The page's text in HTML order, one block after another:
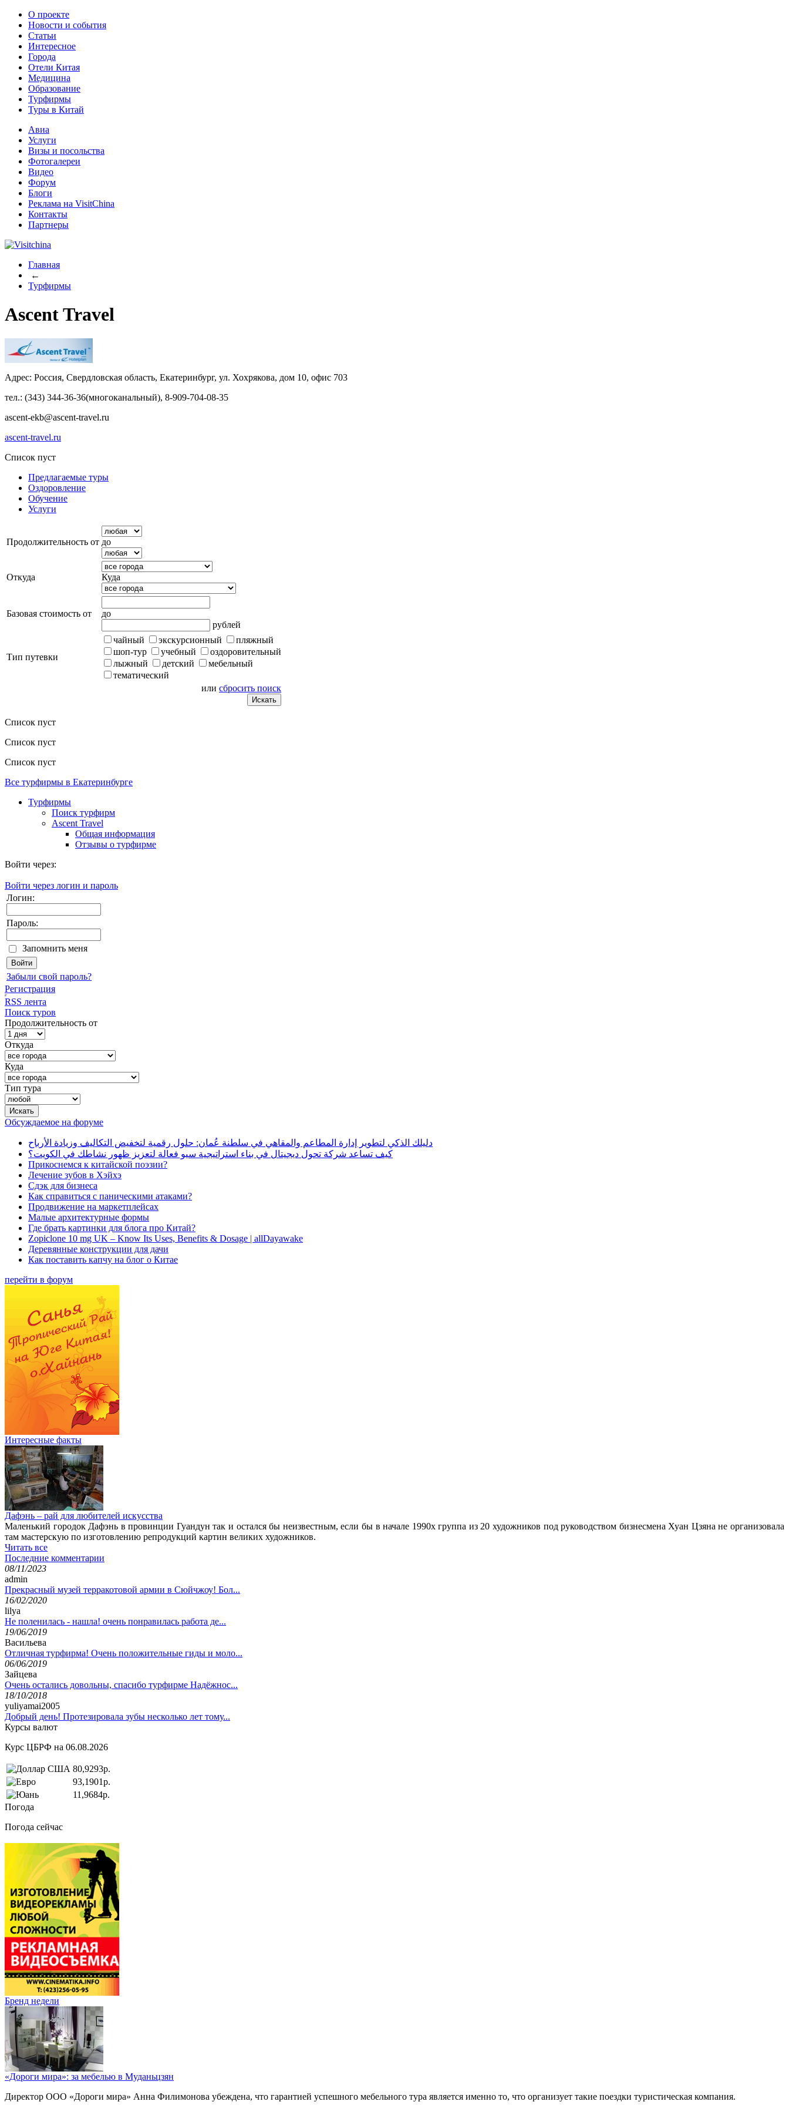
О проекте
Новости и события
Статьи
Интересное
Города
Отели Китая
Медицина
Образование
Турфирмы
Туры в Китай
Авиа
Услуги
Визы и посольства
Фотогалереи
Видео
Форум
Блоги
Реклама на VisitChina
Контакты
Партнеры
Главная
←
Турфирмы
Ascent Travel
Адрес: Россия, Свердловская область, Екатеринбург, ул. Хохрякова, дом 10, офис 703
тел.: (343) 344-36-36(многоканальный), 8-909-704-08-35
ascent-ekb@ascent-travel.ru
ascent-travel.ru
Список пуст
Предлагаемые туры
Оздоровление
Обучение
Услуги
Продолжительность от до
Откуда Куда
Базовая стоимость от
до
рублей
Тип путевки
чайный экскурсионный
пляжный
шоп-тур
учебный
оздоровительный
лыжный
детский
мебельный
тематический
или сбросить поиск
Список пуст
Список пуст
Список пуст
Все турфирмы в Екатеринбурге
Турфирмы
Поиск турфирм
Ascent Travel
Общая информация
Отзывы о турфирме
Войти через:
Войти через логин и пароль
Логин:
Пароль:
Запомнить меня
Забыли свой пароль?
Регистрация
RSS лента
Поиск туров
Продолжительность от
Откуда
Куда
Тип тура
Обсуждаемое на форуме
دليلك الذكي لتطوير إدارة المطاعم والمقاهي في سلطنة عُمان: حلول رقمية لتخفيض التكاليف وزيادة الأرباح
كيف تساعد شركة تحول ديجيتال في بناء استراتيجية سيو فعالة لتعزيز ظهور نشاطك في الكويت؟
Прикоснемся к китайской поэзии?
Лечение зубов в Хэйхэ
Сдэк для бизнеса
Как справиться с паническими атаками?
Продвижение на маркетплейсах
Малые архитектурные формы
Где брать картинки для блога про Китай?
Zopiclone 10 mg UK – Know Its Uses, Benefits & Dosage | allDayawake
Деревянные конструкции для дачи
Как поставить капчу на блог о Китае
перейти в форум
Интересные факты
Дафэнь – рай для любителей искусства
Маленький городок Дафэнь в провинции Гуандун так и остался бы неизвестным, если бы в начале 1990х группа из 20 художников под руководством бизнесмена Хуан Цзяна не организовала
там мастерскую по изготовлению репродукций картин великих художников.
Читать все
Последние комментарии
08/11/2023
admin
Прекрасный музей терракотовой армии в Сюйчжоу! Бол...
16/02/2020
lilya
Не поленилась - нашла! очень понравилась работа де...
19/06/2019
Васильева
Отличная турфирма! Очень положительные гиды и моло...
06/06/2019
Зайцева
Очень остались довольны, спасибо турфирме Надёжнос...
18/10/2018
yuliyamai2005
Добрый день! Протезировала зубы несколько лет тому...
Курсы валют
Курс ЦБРФ на 06.08.2026
80,9293р.
93,1901р.
11,9684р.
Погода
Погода сейчас
Бренд недели
«Дороги мира»: за мебелью в Муданьцзян
Директор ООО «Дороги мира» Анна Филимонова убеждена, что гарантией успешного мебельного тура является именно то, что организует такие поездки туристическая компания.